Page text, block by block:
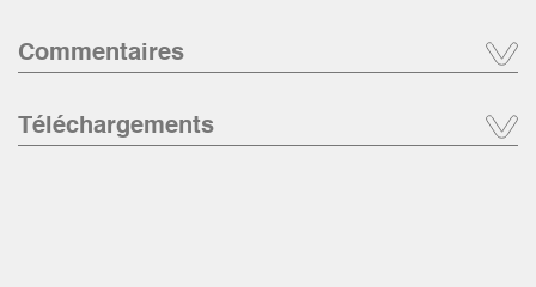
Commentaires
Téléchargements